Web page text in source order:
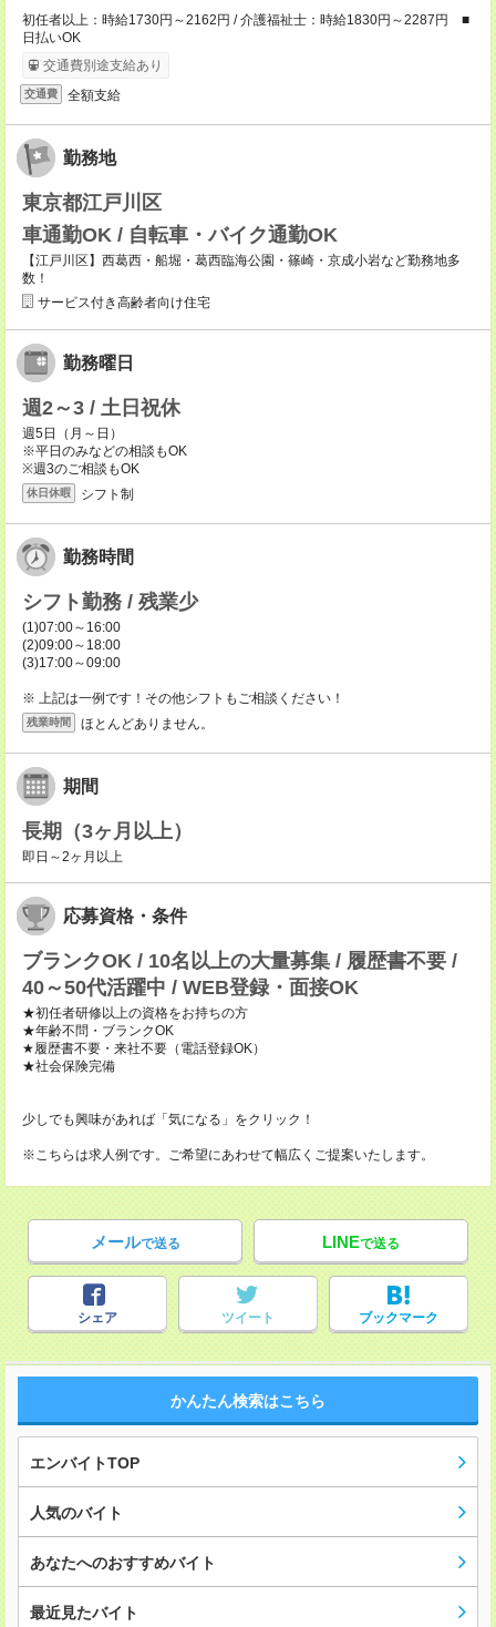
初任者以上：時給1730円～2162円 / 介護福祉士：時給1830円～2287円 ■
日払いOK
交通費別途支給あり
交通費 全額支給
勤務地
東京都江戸川区
車通勤OK / 自転車・バイク通勤OK
【江戸川区】西葛西・船堀・葛西臨海公園・篠崎・京成小岩など勤務地多
数！
サービス付き高齢者向け住宅
勤務曜日
週2～3 / 土日祝休
週5日（月～日）
※平日のみなどの相談もOK
※週3のご相談もOK
休日休暇 シフト制
勤務時間
シフト勤務 / 残業少
(1)07:00～16:00
(2)09:00～18:00
(3)17:00～09:00
※ 上記は一例です！その他シフトもご相談ください！
残業時間 ほとんどありません。
期間
長期（3ヶ月以上）
即日～2ヶ月以上
応募資格・条件
ブランクOK / 10名以上の大量募集 / 履歴書不要 /
40～50代活躍中 / WEB登録・面接OK
★初任者研修以上の資格をお持ちの方
★年齢不問・ブランクOK
★履歴書不要・来社不要（電話登録OK）
★社会保険完備
少しでも興味があれば「気になる」をクリック！
※こちらは求人例です。ご希望にあわせて幅広くご提案いたします。
メールで送る LINEで送る
シェア ツイート ブックマーク
かんたん検索はこちら
エンバイトTOP
人気のバイト
あなたへのおすすめバイト
最近見たバイト